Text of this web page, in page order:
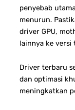
penyebab
menurun.
driver GPU,
lainnya ke versi
Driver terbaru
dan optimasi
meningkatkan